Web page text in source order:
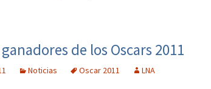
de los Oscars 2011
Noticias Oscar 2011 LNA